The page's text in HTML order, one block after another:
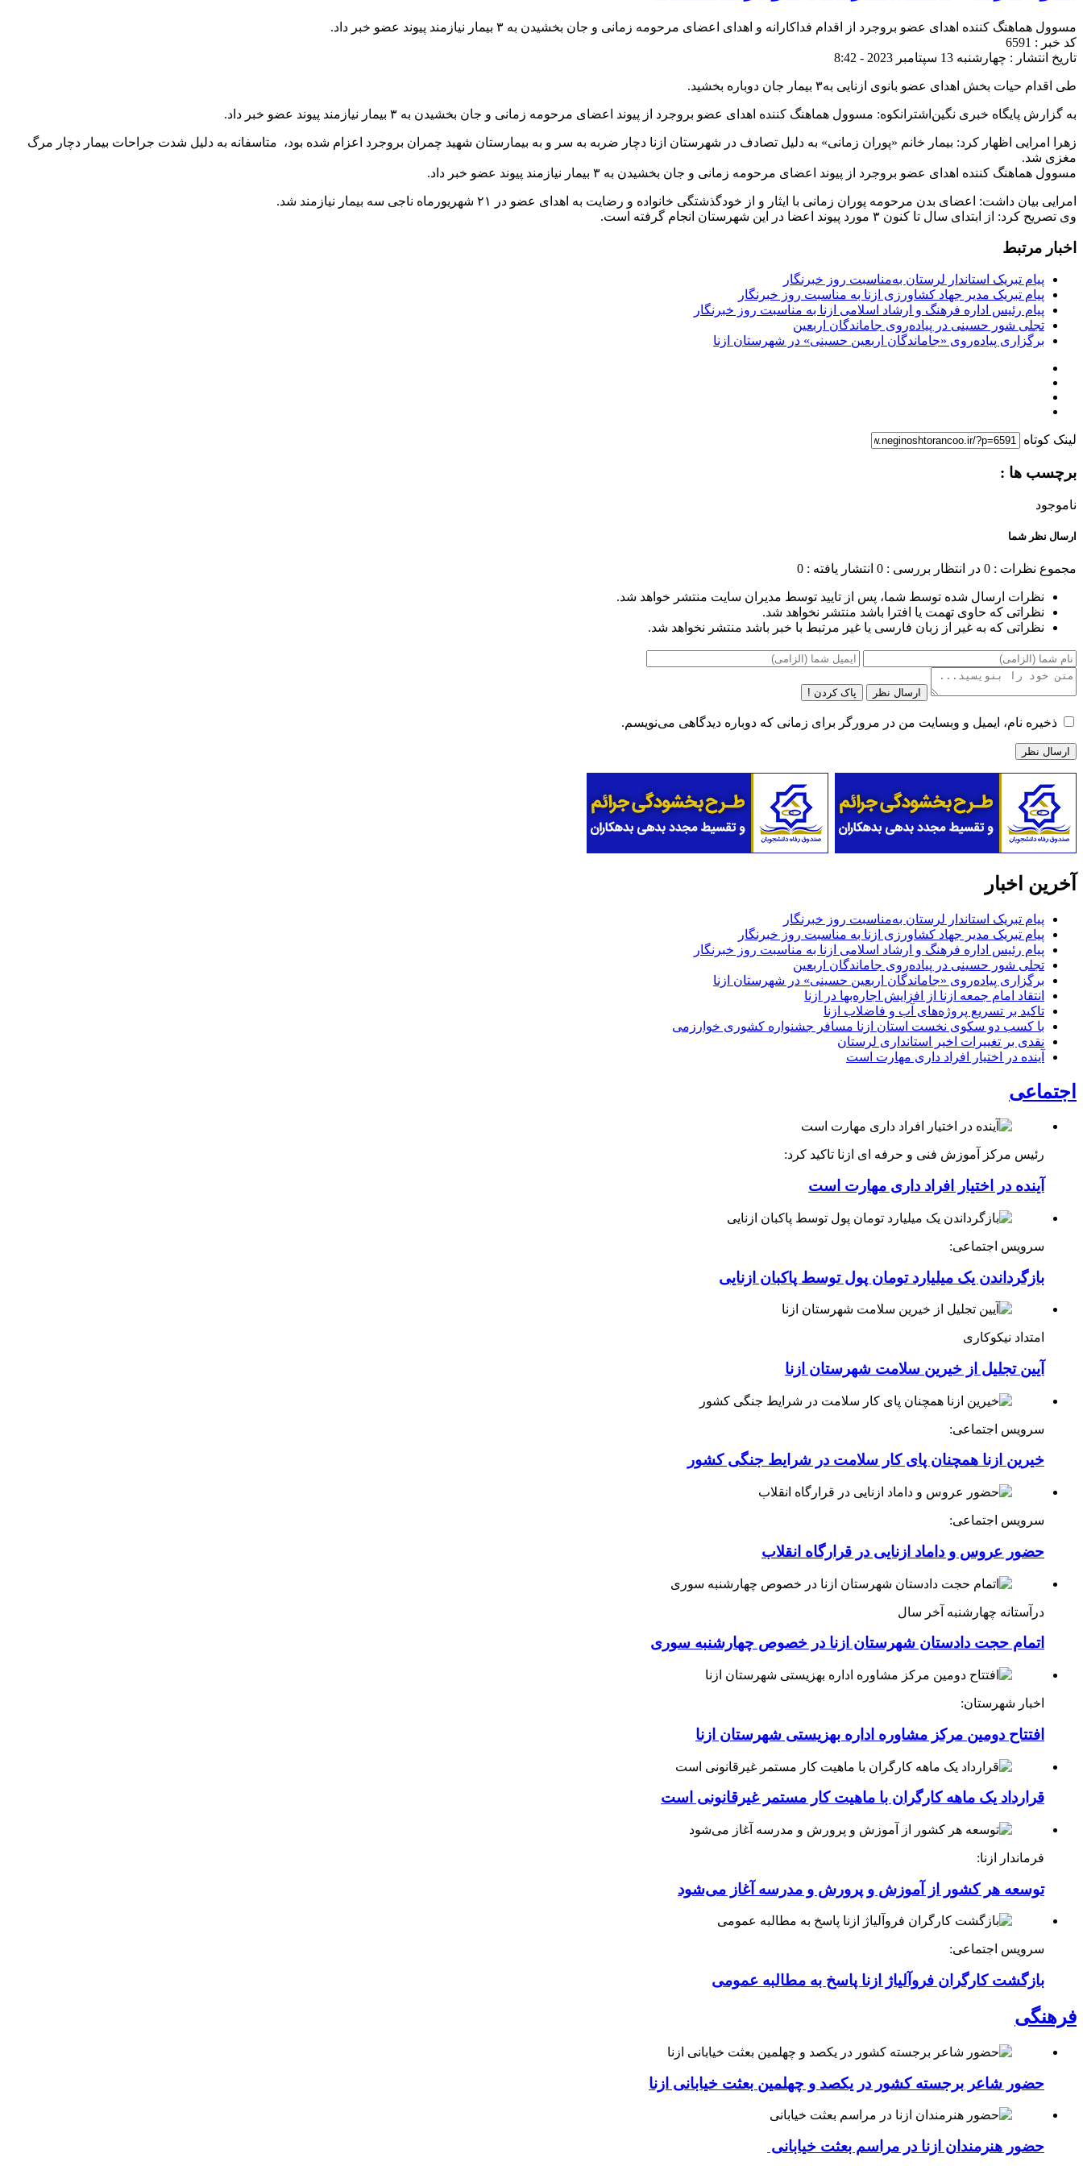
مسوول هماهنگ کننده اهدای عضو بروجرد از اقدام فداکارانه و اهدای اعضای مرحومه زمانی و جان بخشیدن به ۳ بیمار نیازمند پیوند عضو خبر داد.
کد خبر : 6591
تاریخ انتشار : چهارشنبه 13 سپتامبر 2023 - 8:42
طی اقدام حیات بخش اهدای عضو بانوی ازنایی به۳ بیمار جان دوباره بخشید.
به گزارش پایگاه خبری نگین‌اشترانکوه: مسوول هماهنگ کننده اهدای عضو بروجرد از پیوند اعضای مرحومه زمانی و جان بخشیدن به ۳ بیمار نیازمند پیوند عضو خبر داد.
زهرا امرایی اظهار کرد: بیمار خانم «پوران زمانی» به دلیل تصادف در شهرستان ازنا دچار ضربه به سر و به بیمارستان شهید چمران بروجرد اعزام شده بود، متاسفانه به دلیل شدت جراحات بیمار دچار مرگ
مغزی شد.
مسوول هماهنگ کننده اهدای عضو بروجرد از پیوند اعضای مرحومه زمانی و جان بخشیدن به ۳ بیمار نیازمند پیوند عضو خبر داد.
امرایی بیان داشت: اعضای بدن مرحومه پوران زمانی با ایثار و از خودگذشتگی خانواده و رضایت به اهدای عضو در ۲۱ شهریورماه ناجی سه بیمار نیازمند شد.
وی تصریح کرد: از ابتدای سال تا کنون ۳ مورد پیوند اعضا در این شهرستان انجام گرفته است.
اخبار مرتبط
پیام تبریک استاندار لرستان به‌مناسبت روز خبرنگار
پیام تبریک مدیر جهاد کشاورزی ازنا به مناسبت روز خبرنگار
پیام رئیس اداره فرهنگ و ارشاد اسلامی ازنا به مناسبت روز خبرنگار
تجلی شور حسینی در پیاده‌روی جاماندگان اربعین
برگزاری پیاده‌روی «جاماندگان اربعین حسینی» در شهرستان ازنا
لینک کوتاه
برچسب ها :
ناموجود
ارسال نظر شما
مجموع نظرات : 0 در انتظار بررسی : 0 انتشار یافته : 0
نظرات ارسال شده توسط شما، پس از تایید توسط مدیران سایت منتشر خواهد شد.
نظراتی که حاوی تهمت یا افترا باشد منتشر نخواهد شد.
نظراتی که به غیر از زبان فارسی یا غیر مرتبط با خبر باشد منتشر نخواهد شد.
ارسال نظر پاک کردن !
ذخیره نام، ایمیل و وبسایت من در مرورگر برای زمانی که دوباره دیدگاهی می‌نویسم.
آخرین اخبار
پیام تبریک استاندار لرستان به‌مناسبت روز خبرنگار
پیام تبریک مدیر جهاد کشاورزی ازنا به مناسبت روز خبرنگار
پیام رئیس اداره فرهنگ و ارشاد اسلامی ازنا به مناسبت روز خبرنگار
تجلی شور حسینی در پیاده‌روی جاماندگان اربعین
برگزاری پیاده‌روی «جاماندگان اربعین حسینی» در شهرستان ازنا
انتقاد امام جمعه ازنا از افزایش اجاره‌بها در ازنا
تاکید بر تسریع پروژه‌های آب و فاضلاب ازنا
با کسب دو سکوی نخست استان ازنا مسافر جشنواره کشوری خوارزمی
نقدی بر تغییرات اخیر استانداری لرستان
آینده در اختیار افراد داری مهارت است
اجتماعی
رئیس مرکز آموزش فنی و حرفه ای ازنا تاکید کرد:
آینده در اختیار افراد داری مهارت است
سرویس اجتماعی:
بازگرداندن یک میلیارد تومان پول توسط پاکبان ازنایی
امتداد نیکوکاری
آیین تجلیل از خیرین سلامت شهرستان ازنا
سرویس اجتماعی:
خیرین ازنا همچنان پای کار سلامت در شرایط جنگی کشور
سرویس اجتماعی:
حضور عروس و داماد ازنایی در قرارگاه انقلاب
درآستانه چهارشنبه آخر سال
اتمام حجت دادستان شهرستان ازنا در خصوص چهارشنبه ‌سوری
اخبار شهرستان:
افتتاح دومین مرکز مشاوره اداره بهزیستی شهرستان ازنا
قرارداد یک ماهه کارگران با ماهیت کار مستمر غیرقانونی است
فرماندار ازنا:
توسعه هر کشور از آموزش و پرورش و مدرسه آغاز می‌شود
سرویس اجتماعی:
بازگشت کارگران فروآلیاژ ازنا پاسخ به مطالبه عمومی
فرهنگی
حضور شاعر برجسته کشور در یکصد و چهلمین بعثت خیابانی ازنا
حضور هنرمندان ازنا در مراسم بعثت خیابانی